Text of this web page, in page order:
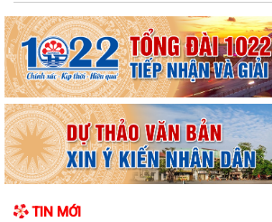
TIN MỚI
PHƯỜNG NGÔ QUYỀN THÔNG TIN VỀ VỤ
KHÁNH DƯ
DANH SÁCH ĐĂNG KÝ KINH DOANH THÁNG 7/
Phường Ngô Quyền trao tặng sách giáo khoa,
sinh có hoàn cảnh khó khăn trước...
Phường Ngô Quyền đẩy mạnh công tác
rộng các mô hình an ninh trật tự tại...
THƯ CẢM ƠN – NIỀM TIN CỦA NHÂN DÂN DÀNH